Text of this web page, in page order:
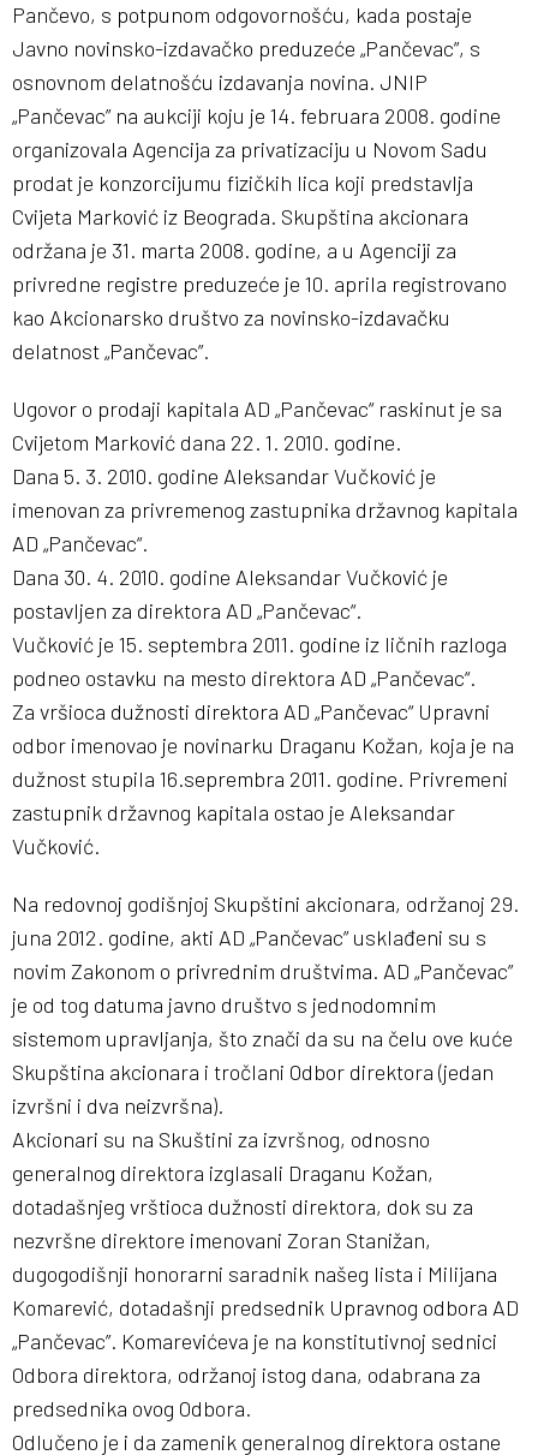
Pančevo, s potpunom odgovornošću, kada postaje
Javno novinsko-izdavačko preduzeće „Pančevac”, s
osnovnom delatnošću izdavanja novina. JNIP
„Pančevac” na aukciji koju je 14. februara 2008. godine
organizovala Agencija za privatizaciju u Novom Sadu
prodat je konzorcijumu fizičkih lica koji predstavlja
Cvijeta Marković iz Beograda. Skupština akcionara
održana je 31. marta 2008. godine, a u Agenciji za
privredne registre preduzeće je 10. aprila registrovano
kao Akcionarsko društvo za novinsko-izdavačku
delatnost „Pančevac”.
Ugovor o prodaji kapitala AD „Pančevac“ raskinut je sa
Cvijetom Marković dana 22. 1. 2010. godine.
Dana 5. 3. 2010. godine Aleksandar Vučković je
imenovan za privremenog zastupnika državnog kapitala
AD „Pančevac“.
Dana 30. 4. 2010. godine Aleksandar Vučković je
postavljen za direktora AD „Pančevac“.
Vučković je 15. septembra 2011. godine iz ličnih razloga
podneo ostavku na mesto direktora AD „Pančevac“.
Za vršioca dužnosti direktora AD „Pančevac“ Upravni
odbor imenovao je novinarku Draganu Kožan, koja je na
dužnost stupila 16.seprembra 2011. godine. Privremeni
zastupnik državnog kapitala ostao je Aleksandar
Vučković.
Na redovnoj godišnjoj Skupštini akcionara, održanoj 29.
juna 2012. godine, akti AD „Pančevac” usklađeni su s
novim Zakonom o privrednim društvima. AD „Pančevac”
je od tog datuma javno društvo s jednodomnim
sistemom upravljanja, što znači da su na čelu ove kuće
Skupština akcionara i tročlani Odbor direktora (jedan
izvršni i dva neizvršna).
Akcionari su na Skuštini za izvršnog, odnosno
generalnog direktora izglasali Draganu Kožan,
dotadašnjeg vrštioca dužnosti direktora, dok su za
nezvršne direktore imenovani Zoran Stanižan,
dugogodišnji honorarni saradnik našeg lista i Milijana
Komarević, dotadašnji predsednik Upravnog odbora AD
„Pančevac”. Komarevićeva je na konstitutivnoj sednici
Odbora direktora, održanoj istog dana, odabrana za
predsednika ovog Odbora.
Odlučeno je i da zamenik generalnog direktora ostane